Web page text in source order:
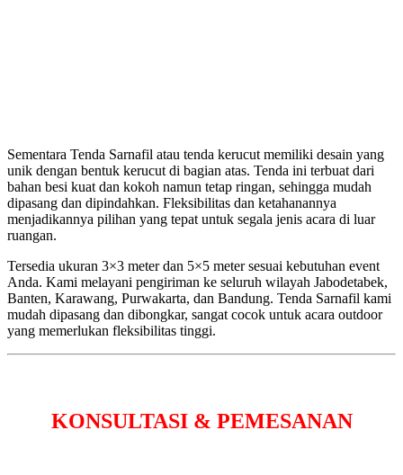
Sementara Tenda Sarnafil atau tenda kerucut memiliki desain yang
unik dengan bentuk kerucut di bagian atas. Tenda ini terbuat dari
bahan besi kuat dan kokoh namun tetap ringan, sehingga mudah
dipasang dan dipindahkan. Fleksibilitas dan ketahanannya
menjadikannya pilihan yang tepat untuk segala jenis acara di luar
ruangan.
Tersedia ukuran 3×3 meter dan 5×5 meter sesuai kebutuhan event
Anda. Kami melayani pengiriman ke seluruh wilayah Jabodetabek,
Banten, Karawang, Purwakarta, dan Bandung. Tenda Sarnafil kami
mudah dipasang dan dibongkar, sangat cocok untuk acara outdoor
yang memerlukan fleksibilitas tinggi.
KONSULTASI & PEMESANAN